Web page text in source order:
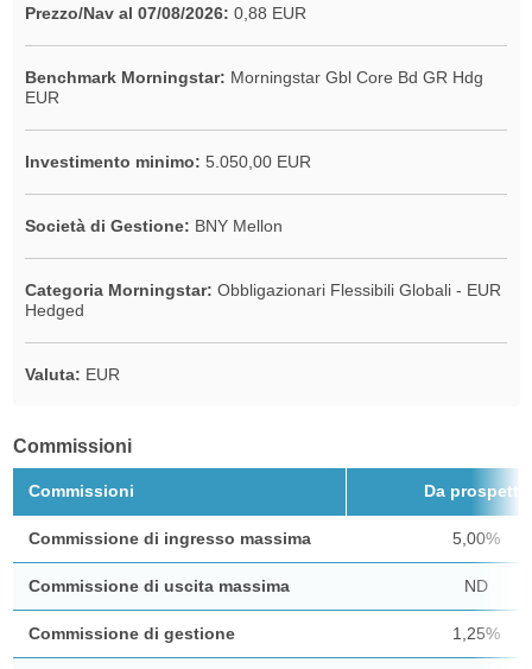
Prezzo/Nav al 07/08/2026: 0,88 EUR
Benchmark Morningstar: Morningstar Gbl Core Bd GR Hdg
EUR
Investimento minimo: 5.050,00 EUR
Società di Gestione: BNY Mellon
Categoria Morningstar: Obbligazionari Flessibili Globali - EUR
Hedged
Valuta: EUR
Commissioni
Commissioni Da prospetto
Commissione di ingresso massima 5,00%
Commissione di uscita massima ND
Commissione di gestione 1,25%